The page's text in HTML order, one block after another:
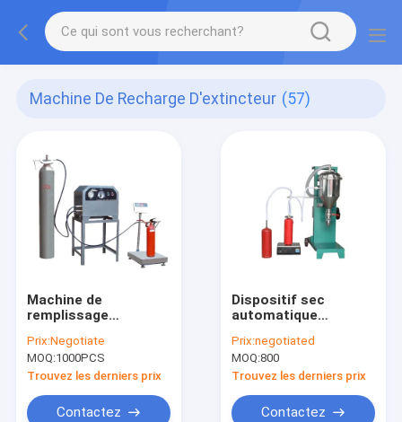
Machine De Recharge D'extincteur (57)
Machine de
remplissage
du CO2 MT3
Prix:Negotiate
MOQ:1000PCS
Trouvez les derniers prix
Contactez
Dispositif sec
automatique
de recharge de
poudre garantie de 1
an
Prix:negotiated
MOQ:800
Trouvez les derniers prix
Contactez